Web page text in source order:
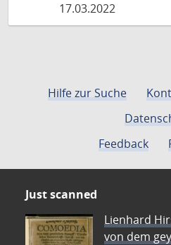
17.03.2022
Hilfe zur Suche
Feedback
Just scanned
Lienhard
von dem